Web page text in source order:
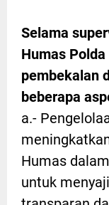
Selama
Humas
pembekalan
beberapa
a.-
Humas
untuk